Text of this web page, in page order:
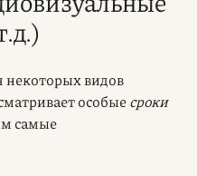
видов
особыесроки
самые